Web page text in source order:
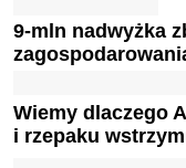
9-mln nadwyżka
Wiemy dlaczego
i rzepaku